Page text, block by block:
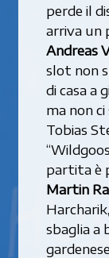
perde il
arriva un
Andreas
slot non
di casa a
ma non
Tobias
partita è
Martin
sbaglia a